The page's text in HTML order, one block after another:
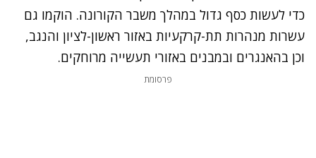
כדי לעשות כסף גדול במהלך משבר הקורונה. הוקמו גם
עשרות מנהרות תת-קרקעיות באזור ראשון-לציון והנגב,
וכן בהאנגרים ובמבנים באזורי תעשייה מרוחקים.
פרסומת